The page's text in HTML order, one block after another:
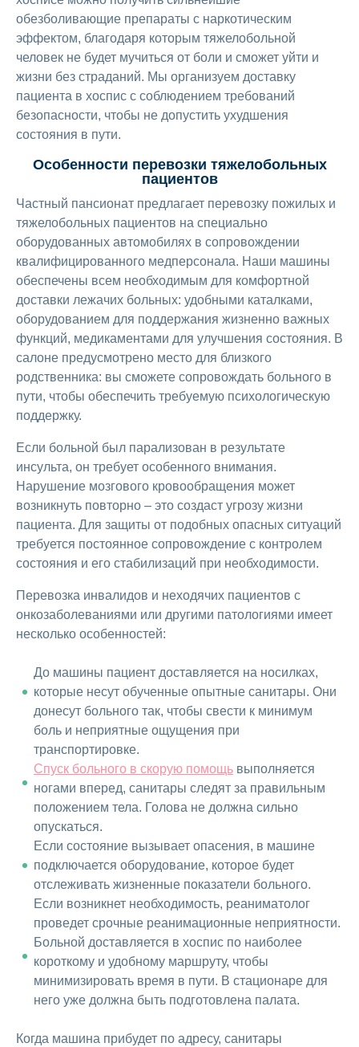
обезболивающие препараты с наркотическим
эффектом, благодаря которым тяжелобольной
человек не будет мучиться от боли и сможет уйти и
жизни без страданий. Мы организуем доставку
пациента в хоспис с соблюдением требований
безопасности, чтобы не допустить ухудшения
состояния в пути.
Особенности перевозки тяжелобольных
пациентов
Частный пансионат предлагает перевозку пожилых и
тяжелобольных пациентов на специально
оборудованных автомобилях в сопровождении
квалифицированного медперсонала. Наши машины
обеспечены всем необходимым для комфортной
доставки лежачих больных: удобными каталками,
оборудованием для поддержания жизненно важных
функций, медикаментами для улучшения состояния. В
салоне предусмотрено место для близкого
родственника: вы сможете сопровождать больного в
пути, чтобы обеспечить требуемую психологическую
поддержку.
Если больной был парализован в результате
инсульта, он требует особенного внимания.
Нарушение мозгового кровообращения может
возникнуть повторно – это создаст угрозу жизни
пациента. Для защиты от подобных опасных ситуаций
требуется постоянное сопровождение с контролем
состояния и его стабилизаций при необходимости.
Перевозка инвалидов и неходячих пациентов с
онкозаболеваниями или другими патологиями имеет
несколько особенностей:
До машины пациент доставляется на носилках,
которые несут обученные опытные санитары. Они
донесут больного так, чтобы свести к минимум
боль и неприятные ощущения при
транспортировке.
Спуск больного в скорую помощь выполняется
ногами вперед, санитары следят за правильным
положением тела. Голова не должна сильно
опускаться.
Если состояние вызывает опасения, в машине
подключается оборудование, которое будет
отслеживать жизненные показатели больного.
Если возникнет необходимость, реаниматолог
проведет срочные реанимационные неприятности.
Больной доставляется в хоспис по наиболее
короткому и удобному маршруту, чтобы
минимизировать время в пути. В стационаре для
него уже должна быть подготовлена палата.
Когда машина прибудет по адресу, санитары